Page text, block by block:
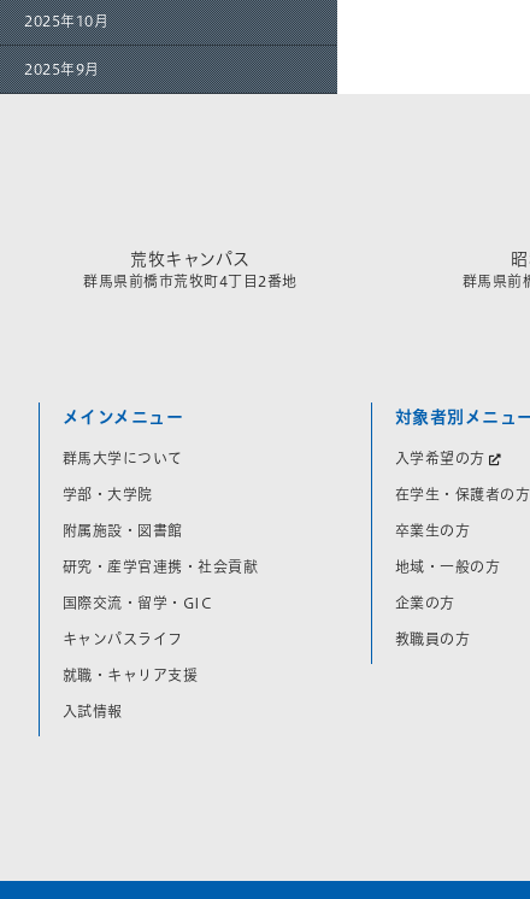
2025年10月
2025年9月
荒牧キャンパス
群馬県前橋市荒牧町4丁目2番地 群馬県前
メインメニュー
群馬大学について
学部・大学院
附属施設・図書館
研究・産学官連携・社会貢献
国際交流・留学・GIC
キャンパスライフ
就職・キャリア支援
入試情報
対象者別メニュ
入学希望の方
在学生・保護者の方
卒業生の方
地域・一般の方
企業の方
教職員の方